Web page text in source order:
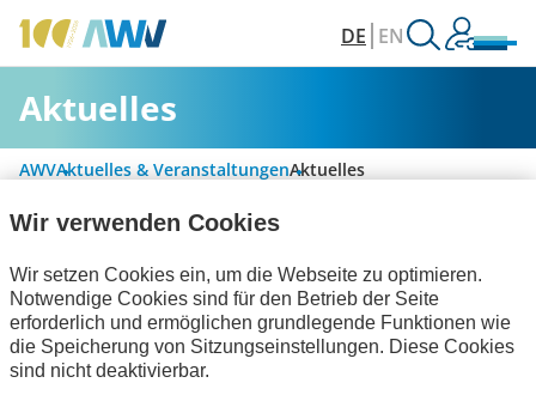
DE EN
Aktuelles
AWVAktuelles & VeranstaltungenAktuelles
Alle Kategorien
Digitalisierung & Modernisierung
Wir verwenden Cookies
Wir setzen Cookies ein, um die Webseite zu optimieren.
Notwendige Cookies sind für den Betrieb der Seite
erforderlich und ermöglichen grundlegende Funktionen wie
die Speicherung von Sitzungseinstellungen. Diese Cookies
sind nicht deaktivierbar.